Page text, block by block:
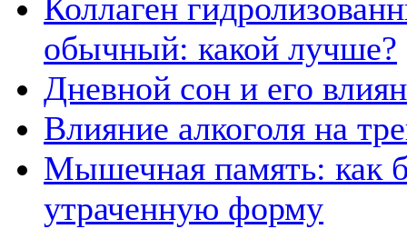
Коллаген
обычный: какой лучше?
Дневной сон и его
Влияние алкоголя на
Мышечная память: как
утраченную форму